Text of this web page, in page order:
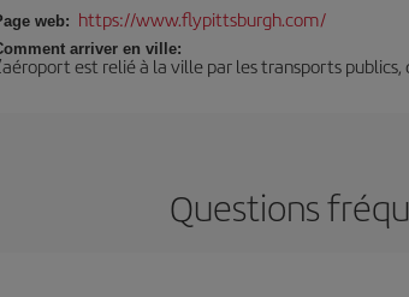
web: https://www.flypittsburgh.com/
arriver en ville:
est relié à la ville par les transports
Questions